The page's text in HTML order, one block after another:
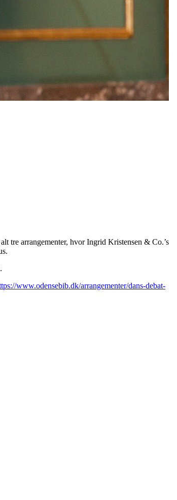
tre arrangementer, hvor Ingrid Kristensen & Co.’s
www.odensebib.dk/arrangementer/dans-debat-